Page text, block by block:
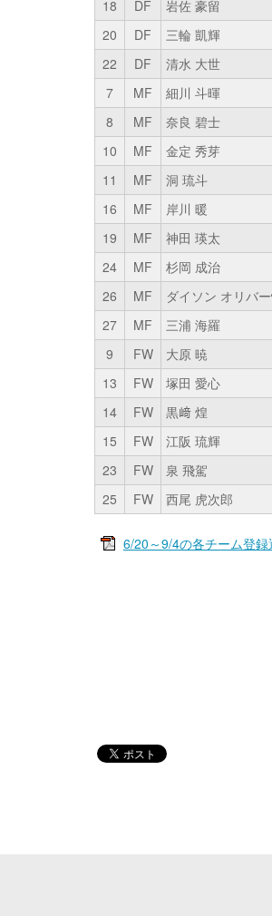
18
DF 岩佐 豪留
20
DF 三輪 凱輝
22
DF 清水 大世
7
MF 細川 斗暉
8
MF 奈良 碧士
10
MF 金定 秀芽
11
MF 洞 琉斗
16
MF 岸川 暖
19
MF 神田 瑛太
24
MF 杉岡 成治
26
MF ダイソン オリバ
27
MF 三浦 海羅
9
FW 大原 暁
13
FW 塚田 愛心
14
FW 黒﨑 煌
15
FW 江阪 琉輝
23
FW 泉 飛駕
25
FW 西尾 虎次郎
6/20～9/4の各チーム登